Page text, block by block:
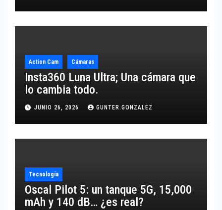
Action Cam Cámaras
Insta360 Luna Ultra; Una cámara que
lo cambia todo.
JUNIO 26, 2026 GUNTER.GONZALEZ
Tecnología
Oscal Pilot 5: un tanque 5G, 15,000
mAh y 140 dB… ¿es real?